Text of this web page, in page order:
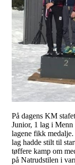
På dagens KM
Junior, 1 lag i
lagene fikk
lag hadde stilt til
tøffere kamp om
på Natrudstilen i